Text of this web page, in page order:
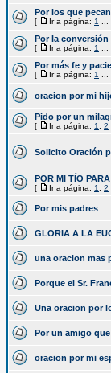
Por los que
[ Ir a página: 1
Por la conversión
[ Ir a página: 1
Por más fe y
[ Ir a página: 1
oracion por mi
Pido por un
[ Ir a página: 1 2
Solicito Oración
POR MI TÍO
[ Ir a página: 1 2
Por mis padres
GLORIA A LA
una oracion mas
Porque el Sr.
Una oracion por
Por un amigo
oracion por mi